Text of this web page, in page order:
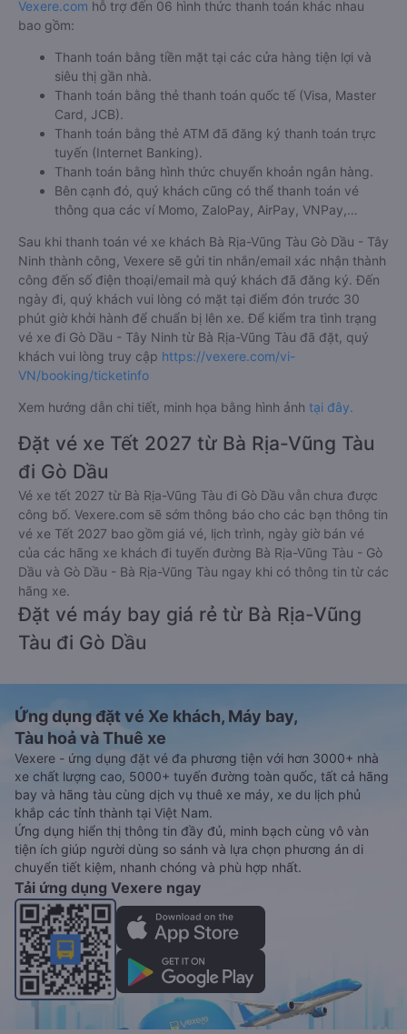
Vexere.com hỗ trợ đến 06 hình thức thanh toán khác nhau
bao gồm:
Thanh toán bằng tiền mặt tại các cửa hàng tiện lợi và
siêu thị gần nhà.
Thanh toán bằng thẻ thanh toán quốc tế (Visa, Master
Card, JCB).
Thanh toán bằng thẻ ATM đã đăng ký thanh toán trực
tuyến (Internet Banking).
Thanh toán bằng hình thức chuyển khoản ngân hàng.
Bên cạnh đó, quý khách cũng có thể thanh toán vé
thông qua các ví Momo, ZaloPay, AirPay, VNPay,…
Sau khi thanh toán vé xe khách Bà Rịa-Vũng Tàu Gò Dầu - Tây
Ninh thành công, Vexere sẽ gửi tin nhắn/email xác nhận thành
công đến số điện thoại/email mà quý khách đã đăng ký. Đến
ngày đi, quý khách vui lòng có mặt tại điểm đón trước 30
phút giờ khởi hành để chuẩn bị lên xe. Để kiểm tra tình trạng
vé xe đi Gò Dầu - Tây Ninh từ Bà Rịa-Vũng Tàu đã đặt, quý
khách vui lòng truy cập https://vexere.com/vi-
VN/booking/ticketinfo
Xem hướng dẫn chi tiết, minh họa bằng hình ảnh tại đây.
Đặt vé xe Tết 2027 từ Bà Rịa-Vũng Tàu
đi Gò Dầu
Vé xe tết 2027 từ Bà Rịa-Vũng Tàu đi Gò Dầu vẫn chưa được
công bố. Vexere.com sẽ sớm thông báo cho các bạn thông tin
vé xe Tết 2027 bao gồm giá vé, lịch trình, ngày giờ bán vé
của các hãng xe khách đi tuyến đường Bà Rịa-Vũng Tàu - Gò
Dầu và Gò Dầu - Bà Rịa-Vũng Tàu ngay khi có thông tin từ các
hãng xe.
Đặt vé máy bay giá rẻ từ Bà Rịa-Vũng
Tàu đi Gò Dầu
Ứng dụng đặt vé Xe khách, Máy bay,
Tàu hoả và Thuê xe
Vexere - ứng dụng đặt vé đa phương tiện với hơn 3000+ nhà
xe chất lượng cao, 5000+ tuyến đường toàn quốc, tất cả hãng
bay và hãng tàu cùng dịch vụ thuê xe máy, xe du lịch phủ
khắp các tỉnh thành tại Việt Nam.
Ứng dụng hiển thị thông tin đầy đủ, minh bạch cùng vô vàn
tiện ích giúp người dùng so sánh và lựa chọn phương án di
chuyển tiết kiệm, nhanh chóng và phù hợp nhất.
Tải ứng dụng Vexere ngay